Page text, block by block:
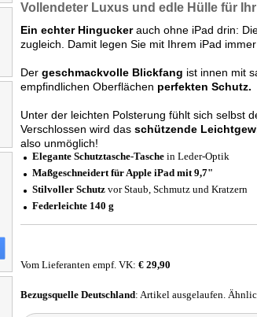
Vollendeter Luxus und edle Hülle für
Ein echter Hinguckerauch ohne iPad drin:
zugleich. Damit legen Sie mit Ihrem iPad
Der geschmackvolle Blickfang ist innen mit
empfindlichen Oberflächen perfekten Schutz.
Unter der leichten Polsterung fühlt sich selbst
Verschlossen wird das schützende
also unmöglich!
Elegante Schutztasche-Tasche in Leder-Optik
Maßgeschneidert für Apple iPad mit 9,7"
Stilvoller Schutz vor Staub, Schmutz und Kratzern
Federleichte 140 g
Vom Lieferanten empf. VK: € 29,90
Bezugsquelle Deutschland: Artikel ausgelaufen.